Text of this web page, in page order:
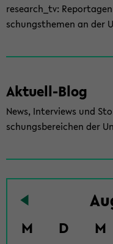
re­se­arch_tv:
schungs­the­men an der
Aktuell-​Blog
News, In­ter­views und
schungs­be­rei­chen der
pageM D M